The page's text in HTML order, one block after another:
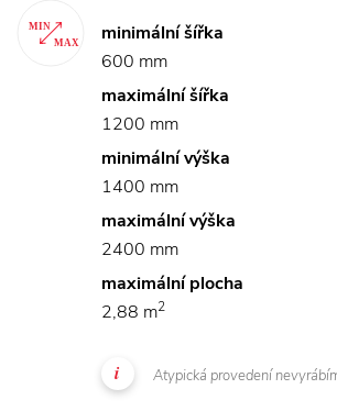
minimální šířka
600 mm
maximální šířka
1200 mm
minimální výška
1400 mm
maximální výška
2400 mm
maximální plocha
2,88 m2
Atypická provedení